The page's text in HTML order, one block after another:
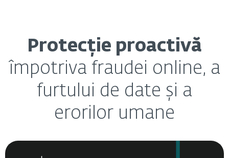
Protecție proactivă
împotriva fraudei online, a
furtului de date și a
erorilor umane